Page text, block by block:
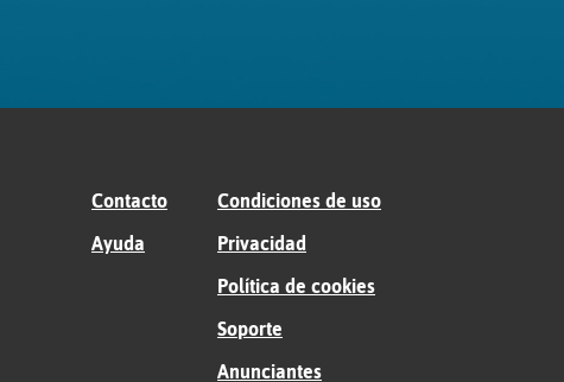
Contacto
Ayuda
Condiciones de uso
Privacidad
Política de cookies
Soporte
Anunciantes